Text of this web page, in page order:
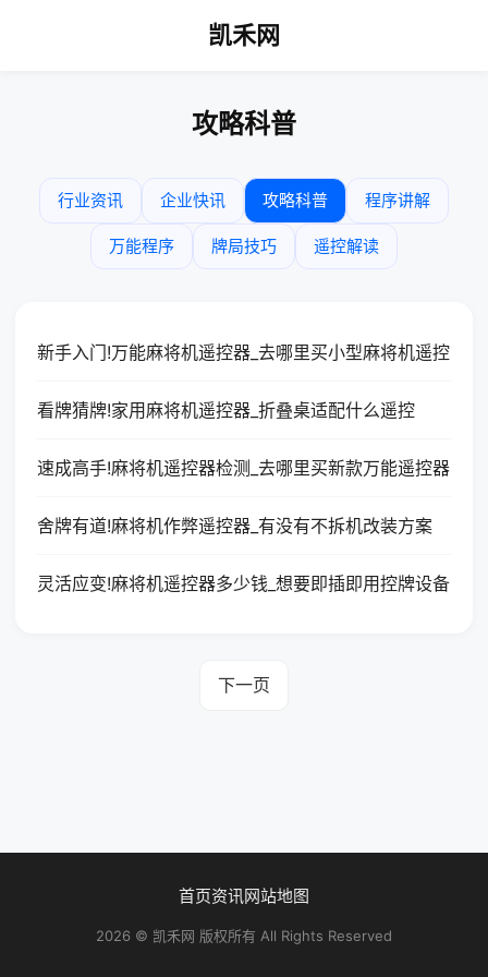
凯禾网
攻略科普
行业资讯 企业快讯 攻略科普 程序讲解
万能程序 牌局技巧 遥控解读
新手入门!万能麻将机遥控器_去哪里买小型麻将机遥控
看牌猜牌!家用麻将机遥控器_折叠桌适配什么遥控
速成高手!麻将机遥控器检测_去哪里买新款万能遥控器
舍牌有道!麻将机作弊遥控器_有没有不拆机改装方案
灵活应变!麻将机遥控器多少钱_想要即插即用控牌设备
下一页
首页资讯网站地图
2026 © 凯禾网 版权所有 All Rights Reserved